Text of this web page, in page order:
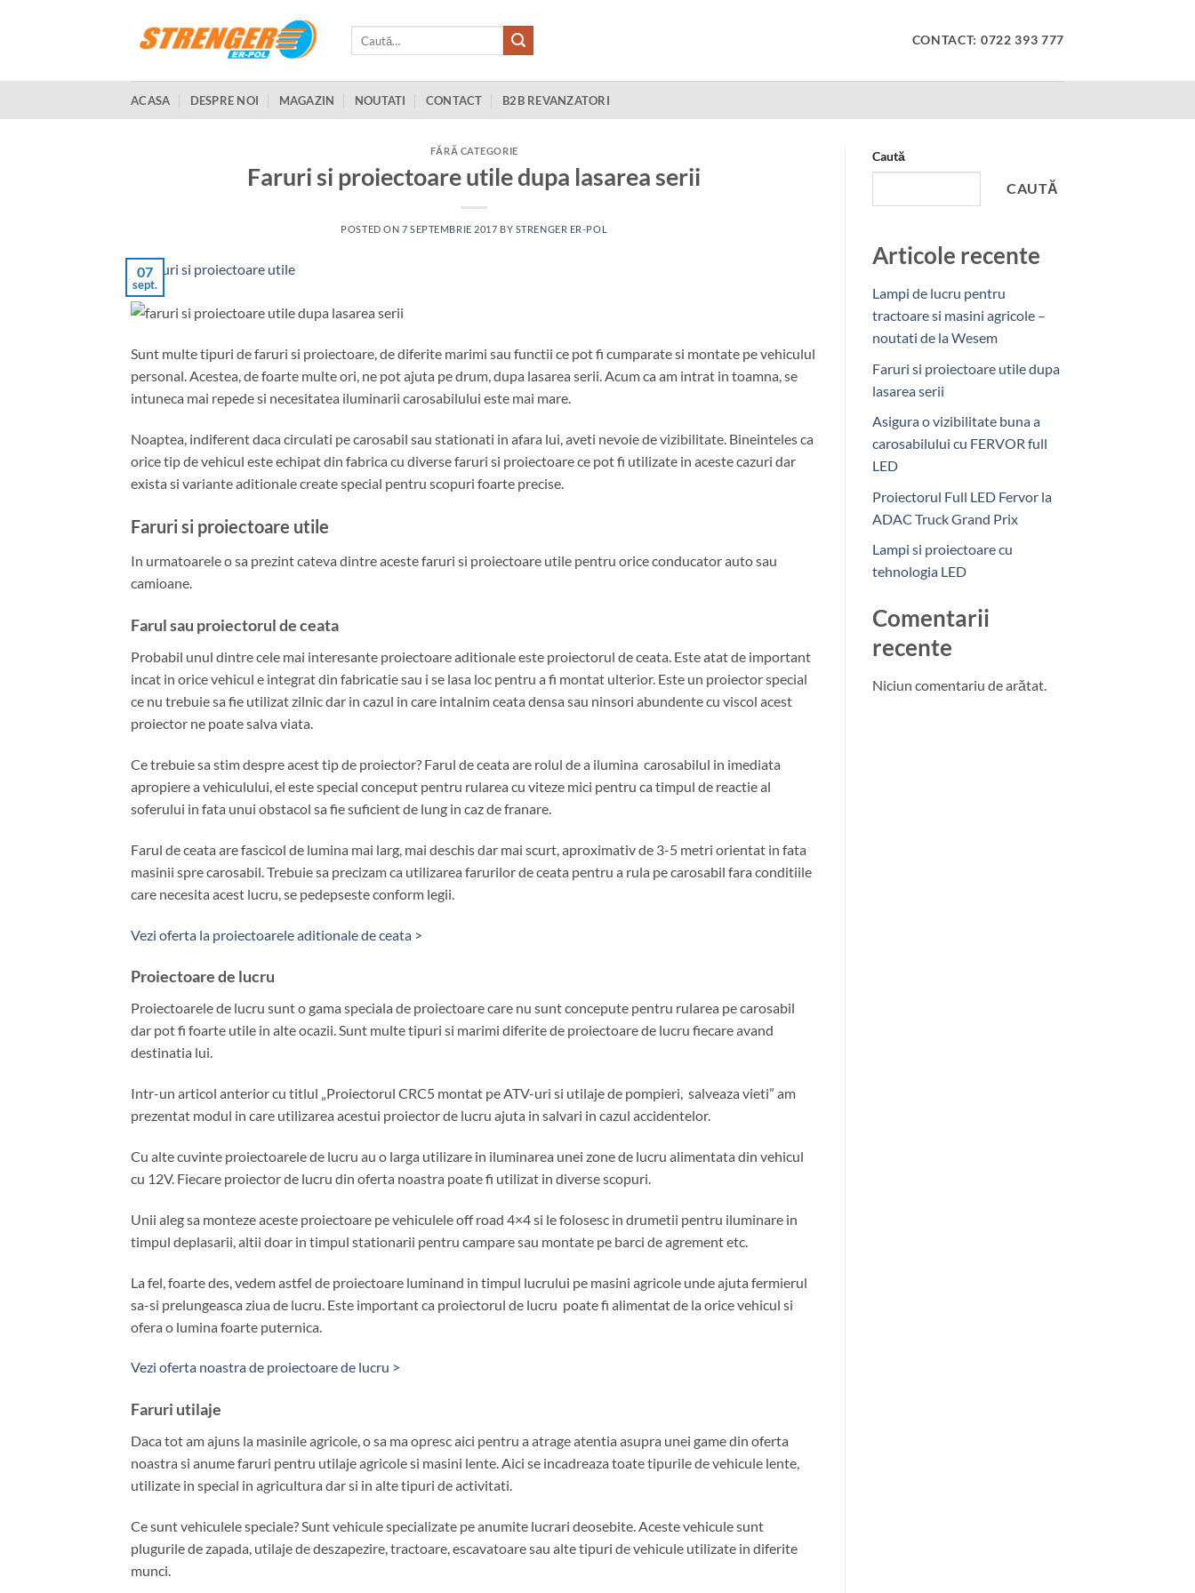
CONTACT: 0722 393 777
ACASA DESPRE NOI MAGAZIN NOUTATI CONTACT B2B REVANZATORI
FĂRĂ CATEGORIE
Faruri si proiectoare utile dupa lasarea serii
POSTED ON 7 SEPTEMBRIE 2017 BY STRENGER ER-POL
07
sept.
Sunt multe tipuri de faruri si proiectoare, de diferite marimi sau functii ce pot fi cumparate si montate pe vehiculul
personal. Acestea, de foarte multe ori, ne pot ajuta pe drum, dupa lasarea serii. Acum ca am intrat in toamna, se
intuneca mai repede si necesitatea iluminarii carosabilului este mai mare.
Noaptea, indiferent daca circulati pe carosabil sau stationati in afara lui, aveti nevoie de vizibilitate. Bineinteles ca
orice tip de vehicul este echipat din fabrica cu diverse faruri si proiectoare ce pot fi utilizate in aceste cazuri dar
exista si variante aditionale create special pentru scopuri foarte precise.
Faruri si proiectoare utile
In urmatoarele o sa prezint cateva dintre aceste faruri si proiectoare utile pentru orice conducator auto sau
camioane.
Farul sau proiectorul de ceata
Probabil unul dintre cele mai interesante proiectoare aditionale este proiectorul de ceata. Este atat de important
incat in orice vehicul e integrat din fabricatie sau i se lasa loc pentru a fi montat ulterior. Este un proiector special
ce nu trebuie sa fie utilizat zilnic dar in cazul in care intalnim ceata densa sau ninsori abundente cu viscol acest
proiector ne poate salva viata.
Ce trebuie sa stim despre acest tip de proiector? Farul de ceata are rolul de a ilumina carosabilul in imediata
apropiere a vehiculului, el este special conceput pentru rularea cu viteze mici pentru ca timpul de reactie al
soferului in fata unui obstacol sa fie suficient de lung in caz de franare.
Farul de ceata are fascicol de lumina mai larg, mai deschis dar mai scurt, aproximativ de 3-5 metri orientat in fata
masinii spre carosabil. Trebuie sa precizam ca utilizarea farurilor de ceata pentru a rula pe carosabil fara conditiile
care necesita acest lucru, se pedepseste conform legii.
Vezi oferta la proiectoarele aditionale de ceata >
Proiectoare de lucru
Proiectoarele de lucru sunt o gama speciala de proiectoare care nu sunt concepute pentru rularea pe carosabil
dar pot fi foarte utile in alte ocazii. Sunt multe tipuri si marimi diferite de proiectoare de lucru fiecare avand
destinatia lui.
Intr-un articol anterior cu titlul „Proiectorul CRC5 montat pe ATV-uri si utilaje de pompieri, salveaza vieti” am
prezentat modul in care utilizarea acestui proiector de lucru ajuta in salvari in cazul accidentelor.
Cu alte cuvinte proiectoarele de lucru au o larga utilizare in iluminarea unei zone de lucru alimentata din vehicul
cu 12V. Fiecare proiector de lucru din oferta noastra poate fi utilizat in diverse scopuri.
Unii aleg sa monteze aceste proiectoare pe vehiculele off road 4×4 si le folosesc in drumetii pentru iluminare in
timpul deplasarii, altii doar in timpul stationarii pentru campare sau montate pe barci de agrement etc.
La fel, foarte des, vedem astfel de proiectoare luminand in timpul lucrului pe masini agricole unde ajuta fermierul
sa-si prelungeasca ziua de lucru. Este important ca proiectorul de lucru poate fi alimentat de la orice vehicul si
ofera o lumina foarte puternica.
Vezi oferta noastra de proiectoare de lucru >
Faruri utilaje
Daca tot am ajuns la masinile agricole, o sa ma opresc aici pentru a atrage atentia asupra unei game din oferta
noastra si anume faruri pentru utilaje agricole si masini lente. Aici se incadreaza toate tipurile de vehicule lente,
utilizate in special in agricultura dar si in alte tipuri de activitati.
Ce sunt vehiculele speciale? Sunt vehicule specializate pe anumite lucrari deosebite. Aceste vehicule sunt
plugurile de zapada, utilaje de deszapezire, tractoare, escavatoare sau alte tipuri de vehicule utilizate in diferite
munci.
Caută
CAUTĂ
Articole recente
Lampi de lucru pentru
tractoare si masini agricole –
noutati de la Wesem
Faruri si proiectoare utile dupa
lasarea serii
Asigura o vizibilitate buna a
carosabilului cu FERVOR full
LED
Proiectorul Full LED Fervor la
ADAC Truck Grand Prix
Lampi si proiectoare cu
tehnologia LED
Comentarii
recente
Niciun comentariu de arătat.